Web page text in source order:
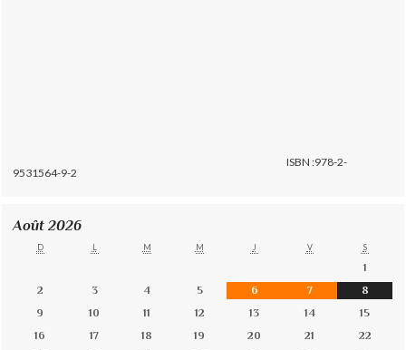
ISBN :978-2-
9531564-9-2
Août 2026
D L M M J V S
1
2
3 4 5 6 7
8
9
10 11 12 13 14
15
16
17 18 19 20 21
22